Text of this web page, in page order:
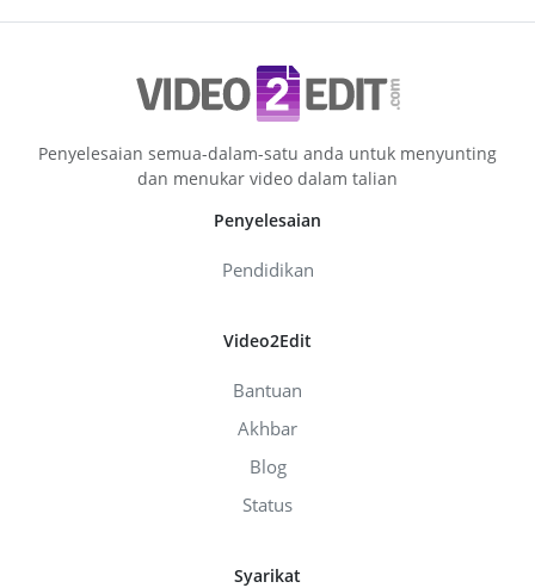
Penyelesaian semua-dalam-satu anda untuk menyunting
dan menukar video dalam talian
Penyelesaian
Pendidikan
Video2Edit
Bantuan
Akhbar
Blog
Status
Syarikat